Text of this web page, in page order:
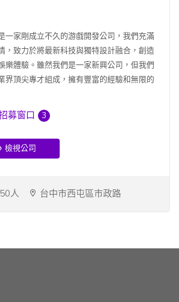
一家剛成立不久的游戲開發公司，我們充滿
，致力於將最新科技與獨特設計融合，創造
樂體驗。雖然我們是一家新興公司，但我們
界頂尖專才組成，擁有豐富的經驗和無限的
募窗口 3
檢視公司
人 台中市西屯區市政路